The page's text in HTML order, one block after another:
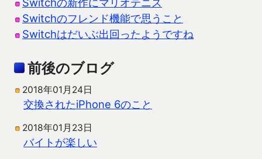
Switchのフレンド機能で思うこと
Switchはだいぶ出回ったようですね
前後のブログ
2018年01月24日
交換されたiPhone 6のこと
2018年01月23日
バイトが楽しい